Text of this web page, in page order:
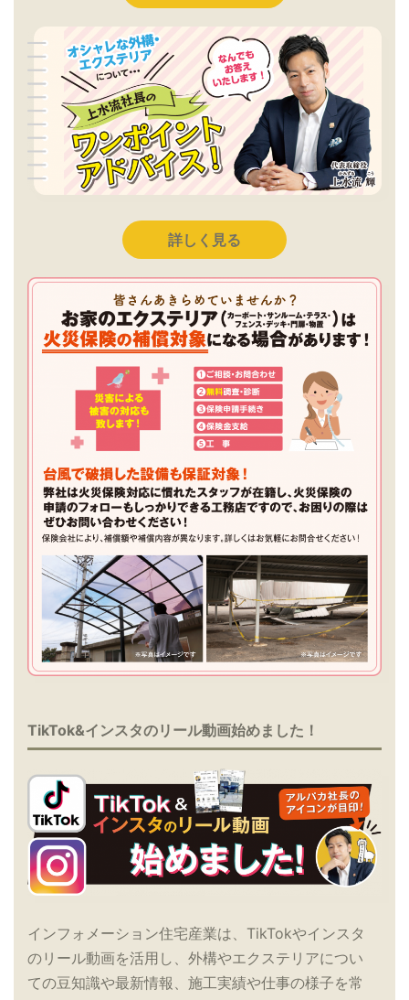
詳しく見る
TikTok&インスタのリール動画始めました！
インフォメーション住宅産業は、TikTokやインスタ
のリール動画を活用し、外構やエクステリアについ
ての豆知識や最新情報、施工実績や仕事の様子を常